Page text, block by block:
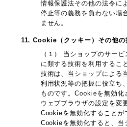
情報保護法その他の法令に
停止等の義務を負わない場
ません。
11. Cookie（クッキー）その他の
（１） 当ショップのサー
に類する技術を利用するこ
技術は、当ショップによる
利用状況等の把握に役立ち
ものです。Cookieを無効化
ウェブブラウザの設定を変
Cookieを無効化することが
Cookieを無効化すると、当